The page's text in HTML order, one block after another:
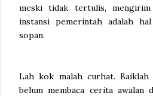
meski tidak tertulis,
instansi pemerintah adalah
sopan.
Lah kok malah curhat. Baiklah
belum membaca cerita awalan